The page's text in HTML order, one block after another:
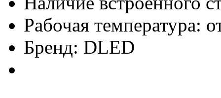
Рабочая температура:
Бренд: DLED